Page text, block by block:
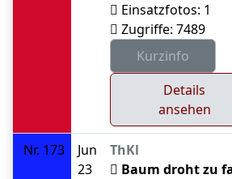
Einsatzfotos: 1
Zugriffe: 7489
Details
ansehen
Nr. 173
Jun
23
ThKl
Baum droht zu